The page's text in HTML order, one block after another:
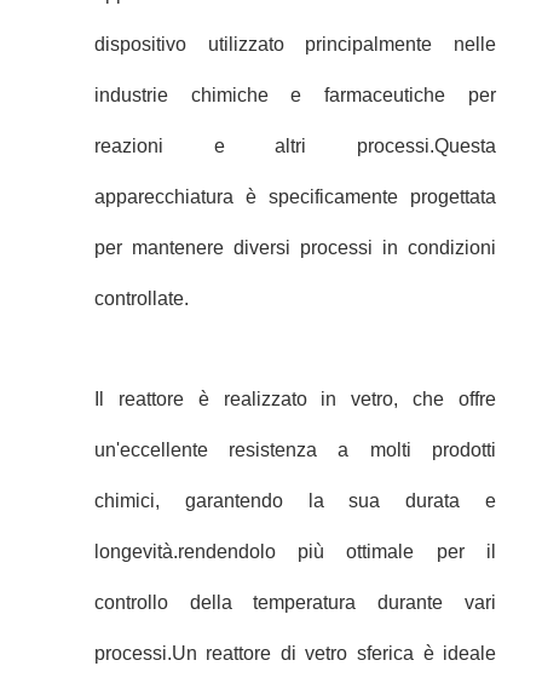
dispositivo utilizzato principalmente nelle
industrie chimiche e farmaceutiche per
reazioni e altri processi.Questa
apparecchiatura è specificamente progettata
per mantenere diversi processi in condizioni
controllate.
Il reattore è realizzato in vetro, che offre
un'eccellente resistenza a molti prodotti
chimici, garantendo la sua durata e
longevità.rendendolo più ottimale per il
controllo della temperatura durante vari
processi.Un reattore di vetro sferica è ideale